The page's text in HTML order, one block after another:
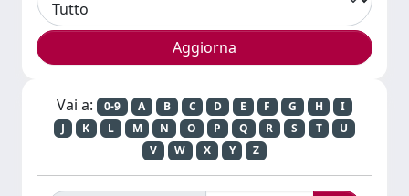
Vai a: 0-9 A B C D E F G H
I
J
K L M N O P Q R S T
U
V
W X Y Z